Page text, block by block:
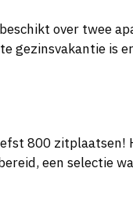
beschikt over twee
gezinsvakantie is
800 zitplaatsen!
een selectie